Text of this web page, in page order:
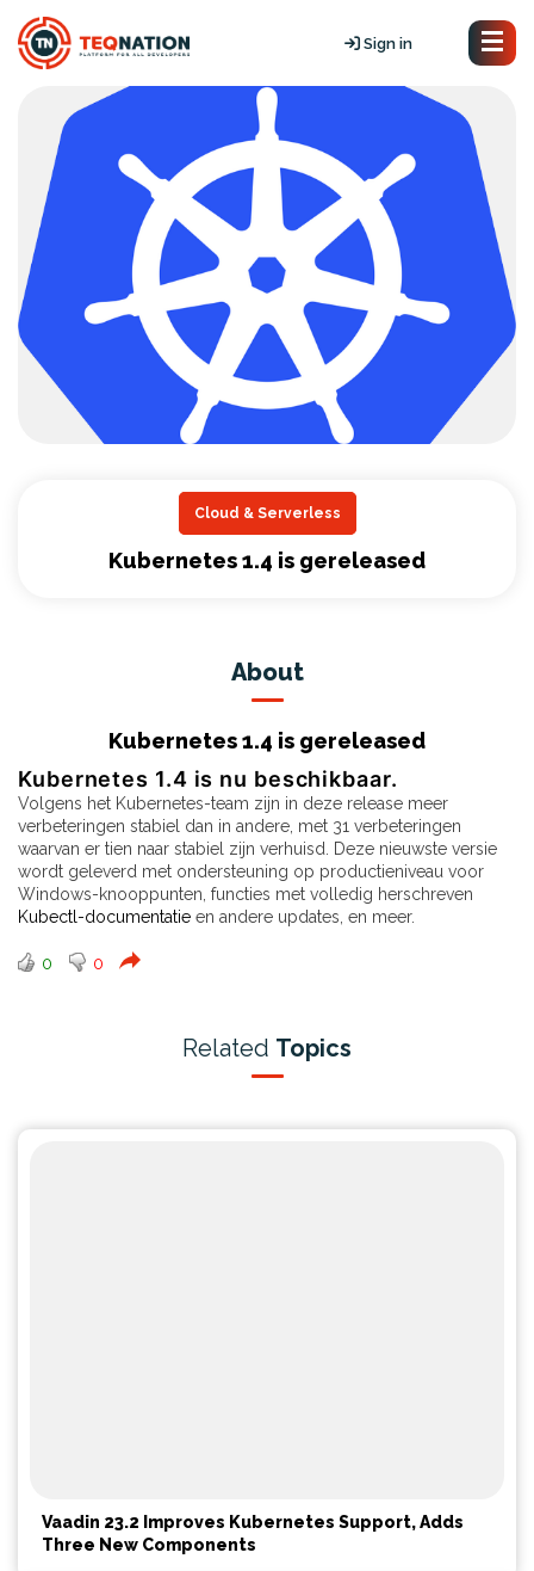
Sign in
Cloud & Serverless
Kubernetes 1.4 is gereleased
About
Kubernetes 1.4 is gereleased
Kubernetes 1.4 is nu beschikbaar.
Volgens het Kubernetes-team zijn in deze release meer
verbeteringen stabiel dan in andere, met 31 verbeteringen
waarvan er tien naar stabiel zijn verhuisd. Deze nieuwste versie
wordt geleverd met ondersteuning op productieniveau voor
Windows-knooppunten, functies met volledig herschreven
Kubectl-documentatie en andere updates, en meer.
0 0
Related Topics
Vaadin 23.2 Improves Kubernetes Support, Adds
Three New Components